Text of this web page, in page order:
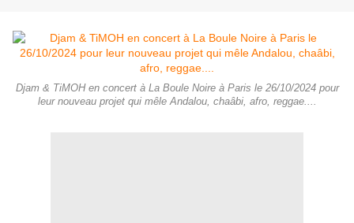
Djam & TiMOH en concert à La Boule Noire à Paris le 26/10/2024 pour
leur nouveau projet qui mêle Andalou, chaâbi, afro, reggae....